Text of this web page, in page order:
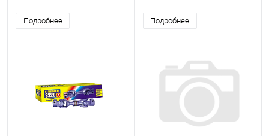
Подробнее Подробнее